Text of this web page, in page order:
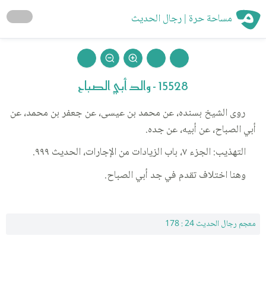
مساحة حرة | رجال الحديث
15528 - والد أبي الصباح
روى الشيخ بسنده، عن محمد بن عيسى، عن جعفر بن محمد، عن
أبي الصباح، عن أبيه، عن جده.
التهذيب: الجزء ٧، باب الزيادات من الإجارات، الحديث ٩٩٩.
وهنا اختلاف تقدم في جد أبي الصباح.
معجم رجال الحديث 24 : 178